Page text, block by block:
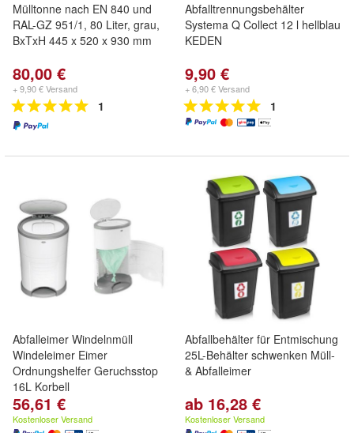
Mülltonne nach EN 840 und
RAL-GZ 951/1, 80 Liter, grau,
BxTxH 445 x 520 x 930 mm
80,00 €
+ 9,90 € Versand
1
Abfalltrennungsbehälter
Systema Q Collect 12 l hellblau
KEDEN
9,90 €
+ 6,90 € Versand
1
Abfalleimer Windelnmüll
Windeleimer Eimer
Ordnungshelfer Geruchsstop
16L Korbell
56,61 €
Kostenloser Versand
Abfallbehälter für Entmischung
25L-Behälter schwenken Müll-
& Abfalleimer
ab 16,28 €
Kostenloser Versand